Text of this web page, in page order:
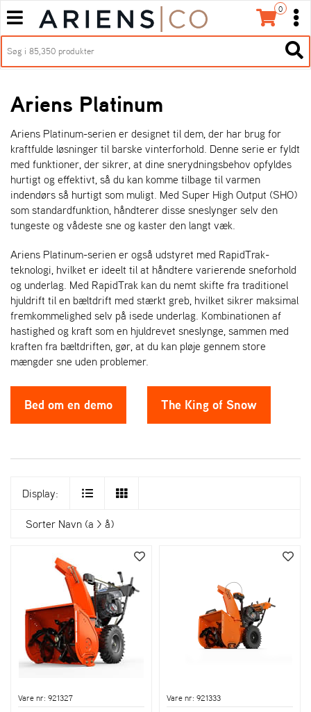
T
g
n
v
g
a
o
0
T
o
g
g
i
t
T
o
a
v
g
o
n
Ariens Platinum
Ariens Platinum-serien er designet til dem, der har brug for
kraftfulde løsninger til barske vinterforhold. Denne serie er fyldt
med funktioner, der sikrer, at dine snerydningsbehov opfyldes
hurtigt og effektivt, så du kan komme tilbage til varmen
indendørs så hurtigt som muligt. Med Super High Output (SHO)
som standardfunktion, håndterer disse sneslynger selv den
tungeste og vådeste sne og kaster den langt væk.
Ariens Platinum-serien er også udstyret med RapidTrak-
teknologi, hvilket er ideelt til at håndtere varierende sneforhold
og underlag. Med RapidTrak kan du nemt skifte fra traditionel
hjuldrift til en bæltdrift med stærkt greb, hvilket sikrer maksimal
fremkommelighed selv på isede underlag. Kombinationen af
hastighed og kraft som en hjuldrevet sneslynge, sammen med
kraften fra bæltdriften, gør, at du kan pløje gennem store
mængder sne uden problemer.
Bed om en demo The King of Snow
Display:
Sorter Navn (a > å)
Vare nr: 921327 Vare nr: 921333
V
E
M
E
N
U
E
N